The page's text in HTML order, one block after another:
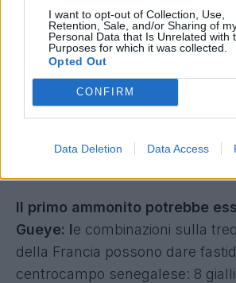
I want to opt-out of Collection, Use,
Retention, Sale, and/or Sharing of
Personal Data that Is Unrelated with
Purposes for which it was collected.
Opted Out
CONFIRM
Data Deletion Data Access
Paris). Potrebbe essere lui
1v1, visto che
le attenzioni saranno riposte
Olise e Dembelè. Il terzino
Mendy,
ha subito praticamente 1
nell'ultima Ligue 1. Situazione a
Il primo ammonito potrebbe
Gueye: le combinazioni sulla
della Francia possono dare
centrocampo senegalese: 8